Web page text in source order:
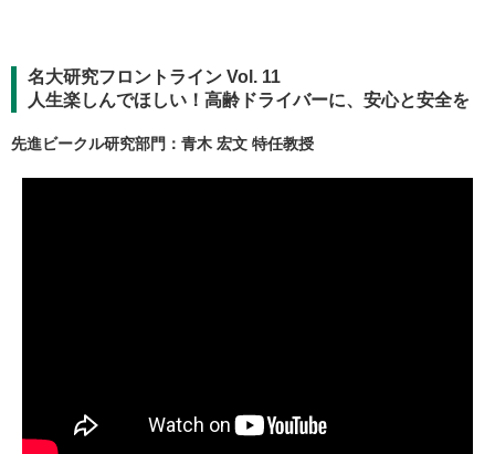
名大研究フロントライン Vol. 11
人生楽しんでほしい！高齢ドライバーに、安心と安全を
先進ビークル研究部門：青木 宏文 特任教授